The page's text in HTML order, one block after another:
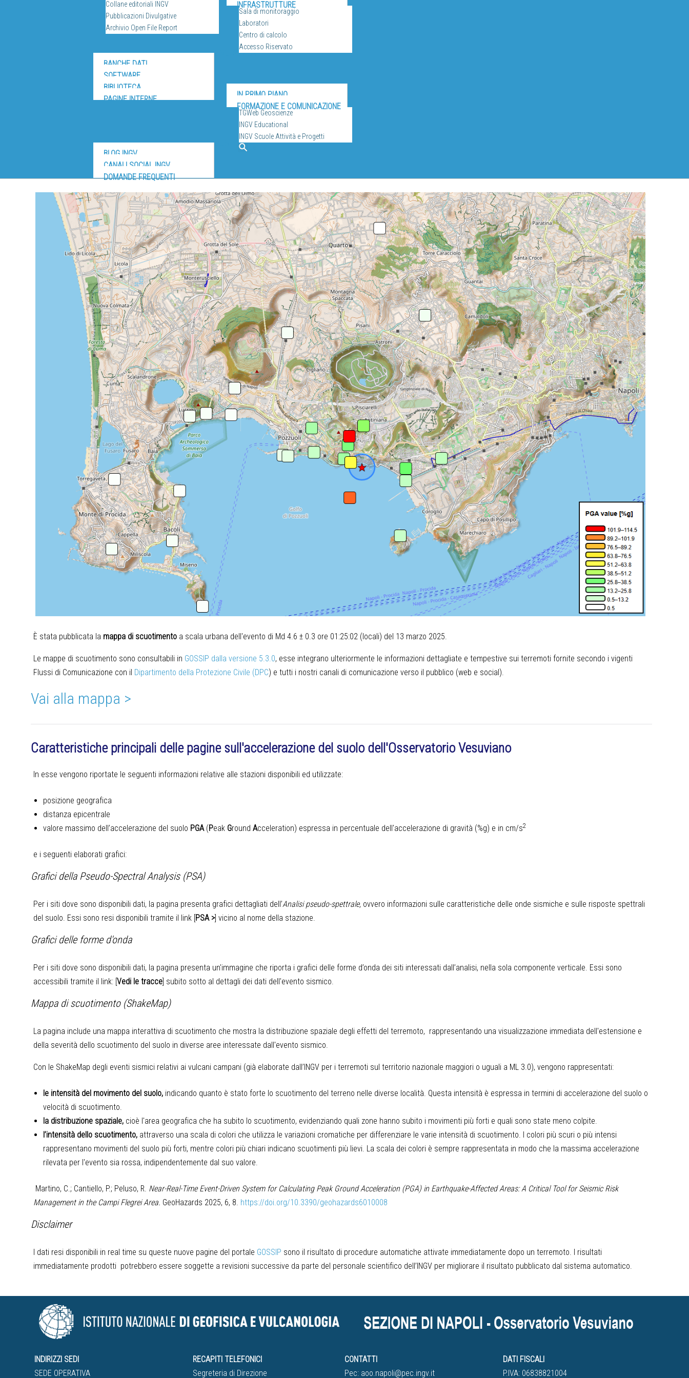
Collane editoriali INGV
Pubblicazioni Divulgative
Archivio Open File Report
INFRASTRUTTURE
Sala di monitoraggio
Laboratori
Centro di calcolo
Accesso Riservato
BANCHE DATI
SOFTWARE
BIBLIOTECA
PAGINE INTERNE
DIVULGAZIONE
IN PRIMO PIANO
FORMAZIONE E COMUNICAZIONE
TGWeb Geoscienze
INGV Educational
INGV Scuole Attività e Progetti
BLOG INGV
CANALI SOCIAL INGV
DOMANDE FREQUENTI
È stata pubblicata la mappa di scuotimento a scala urbana dell'evento di Md 4.6 ± 0.3 ore 01:25:02 (locali) del 13 marzo 2025.
Le mappe di scuotimento sono consultabili in GOSSIP dalla versione 5.3.0, esse integrano ulteriormente le informazioni dettagliate e tempestive sui terremoti fornite secondo i vigenti
Flussi di Comunicazione con il Dipartimento della Protezione Civile (DPC) e tutti i nostri canali di comunicazione verso il pubblico (web e social).
Vai alla mappa >
Caratteristiche principali delle pagine sull'accelerazione del suolo dell'Osservatorio Vesuviano
In esse vengono riportate le seguenti informazioni relative alle stazioni disponibili ed utilizzate:
posizione geografica
distanza epicentrale
valore massimo dell’accelerazione del suolo PGA(Peak Ground Acceleration) espressa in percentuale dell'accelerazione di gravità (%g) e in cm/s2
e i seguenti elaborati grafici:
Grafici della Pseudo-Spectral Analysis (PSA)
Per i siti dove sono disponibili dati, la pagina presenta grafici dettagliati dell’Analisi pseudo-spettrale, ovvero informazioni sulle caratteristiche delle onde sismiche e sulle risposte spettrali
del suolo. Essi sono resi disponibili tramite il link [ PSA >] vicino al nome della stazione.
Grafici delle forme d'onda
Per i siti dove sono disponibili dati, la pagina presenta un'immagine che riporta i grafici delle forme d’onda dei siti interessati dall’analisi, nella sola componente verticale. Essi sono
accessibili tramite il link: [ Vedi le tracce ] subito sotto al dettagli dei dati dell'evento sismico.
Mappa di scuotimento (ShakeMap)
La pagina include una mappa interattiva di scuotimento che mostra la distribuzione spaziale degli effetti del terremoto, rappresentando una visualizzazione immediata dell'estensione e
della severità dello scuotimento del suolo in diverse aree interessate dall'evento sismico.
Con le ShakeMap degli eventi sismici relativi ai vulcani campani (già elaborate dall’INGV per i terremoti sul territorio nazionale maggiori o uguali a ML 3.0), vengono rappresentati:
le intensità del movimento del suolo, indicando quanto è stato forte lo scuotimento del terreno nelle diverse località. Questa intensità è espressa in termini di accelerazione del suolo o
velocità di scuotimento.
la distribuzione spaziale, cioè l'area geografica che ha subito lo scuotimento, evidenziando quali zone hanno subito i movimenti più forti e quali sono state meno colpite.
l’intensità dello scuotimento, attraverso una scala di colori che utilizza le variazioni cromatiche per differenziare le varie intensità di scuotimento. I colori più scuri o più intensi
rappresentano movimenti del suolo più forti, mentre colori più chiari indicano scuotimenti più lievi. La scala dei colori è sempre rappresentata in modo che la massima accelerazione
rilevata per l'evento sia rossa, indipendentemente dal suo valore.
Martino, C.; Cantiello, P.; Peluso, R. Near-Real-Time Event-Driven System for Calculating Peak Ground Acceleration (PGA) in Earthquake-Affected Areas: A Critical Tool for Seismic Risk
Management in the Campi Flegrei Area. GeoHazards 2025, 6, 8. https://doi.org/10.3390/geohazards6010008
Disclaimer
I dati resi disponibili in real time su queste nuove pagine del portale GOSSIP sono il risultato di procedure automatiche attivate immediatamente dopo un terremoto. I risultati
immediatamente prodotti potrebbero essere soggette a revisioni successive da parte del personale scientifico dell’INGV per migliorare il risultato pubblicato dal sistema automatico.
INDIRIZZI SEDI
SEDE OPERATIVA
RECAPITI TELEFONICI
Segreteria di Direzione
CONTATTI
Pec: aoo.napoli@pec.ingv.it
DATI FISCALI
P.IVA: 06838821004